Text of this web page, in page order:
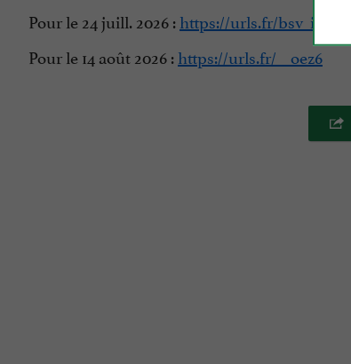
Pour le 24 juill. 2026 :https://urls.fr/bsv_iA
Pour le 14 août 2026 :https://urls.fr/__oez6